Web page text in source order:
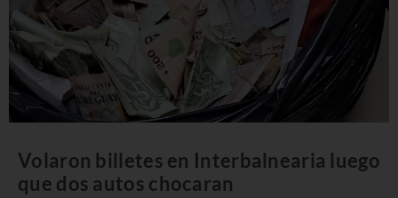
Volaron billetes en Interbalnearia luego
que dos autos chocaran